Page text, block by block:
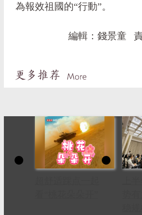
為報效祖國的“行動”。
編輯：錢景童